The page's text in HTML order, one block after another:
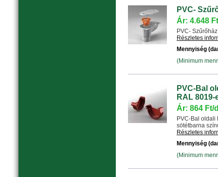
PVC-
Ár: 4.648
PVC-
Részletes
Mennyiség
(Minimum
PVC-Bal
RAL
Ár: 864 Ft/
PVC-Bal oldali
sötétbarna
Részletes
Mennyiség
(Minimum